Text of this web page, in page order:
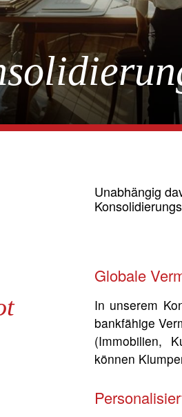
Unabhängig
Globale
In unserem
bankfähige
(Immobilien,
können